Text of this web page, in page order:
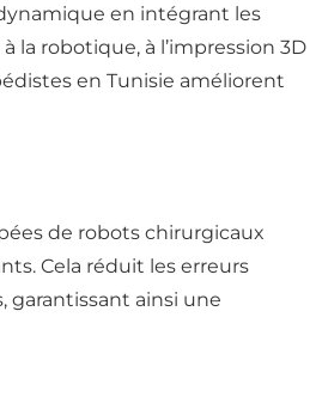
en intégrant les
la robotique, à l’impression 3D
en Tunisie améliorent
de robots chirurgicaux
Cela réduit les erreurs
ainsi une